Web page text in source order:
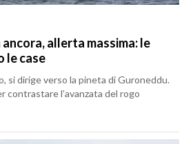
allerta massima: le
le case
si dirige verso la pineta di Guroneddu.
contrastare l’avanzata del rogo